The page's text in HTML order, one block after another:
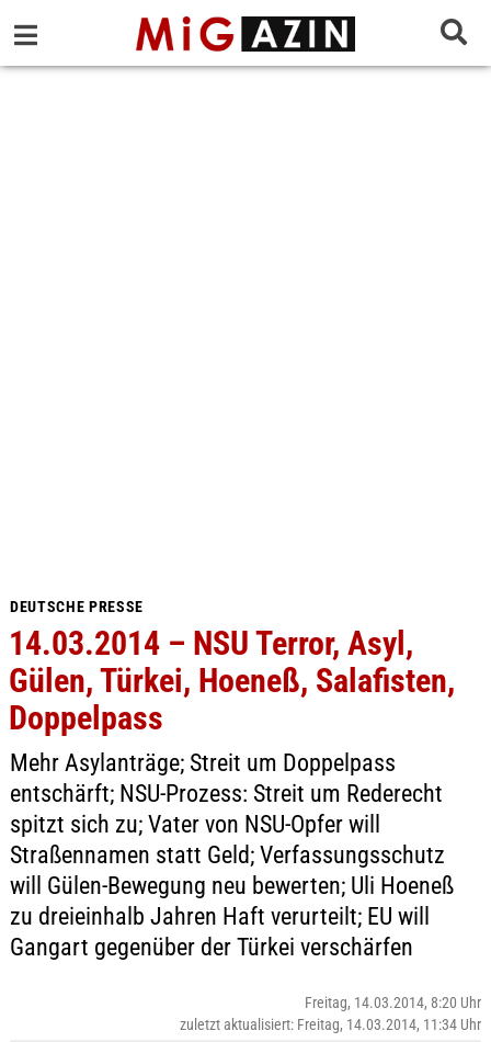
DEUTSCHE PRESSE
14.03.2014 – NSU Terror, Asyl,
Gülen, Türkei, Hoeneß, Salafisten,
Doppelpass
Mehr Asylanträge; Streit um Doppelpass
entschärft; NSU-Prozess: Streit um Rederecht
spitzt sich zu; Vater von NSU-Opfer will
Straßennamen statt Geld; Verfassungsschutz
will Gülen-Bewegung neu bewerten; Uli Hoeneß
zu dreieinhalb Jahren Haft verurteilt; EU will
Gangart gegenüber der Türkei verschärfen
Freitag, 14.03.2014, 8:20 Uhr
zuletzt aktualisiert: Freitag, 14.03.2014, 11:34 Uhr